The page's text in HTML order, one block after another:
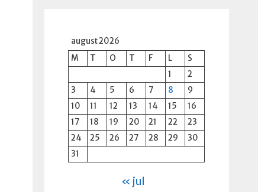
august 2026
M
T O T F L
S
1
2
3
4 5 6 7 8
9
10
11 12 13 14 15
16
17
18 19 20 21 22
23
24
25 26 27 28 29
30
31
« jul